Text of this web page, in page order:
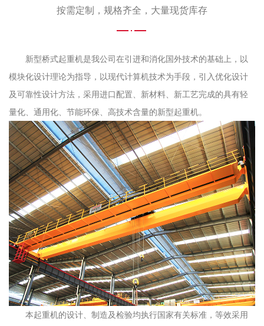
按需定制，规格齐全，大量现货库存
新型桥式起重机是我公司在引进和消化国外技术的基础上，以
模块化设计理论为指导，以现代计算机技术为手段，引入优化设计
及可靠性设计方法，采用进口配置、新材料、新工艺完成的具有轻
量化、通用化、节能环保、高技术含量的新型起重机。
本起重机的设计、制造及检验均执行国家有关标准，等效采用